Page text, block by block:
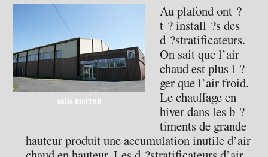
salle marron
Au plafond ont ?
t ? install ?s des
d ?stratificateurs.
On sait que l’air
chaud est plus l ?
ger que l’air froid.
Le chauffage en
hiver dans les b ?
timents de grande
hauteur produit une accumulation inutile d’air